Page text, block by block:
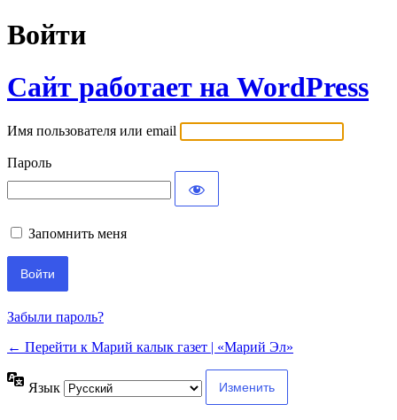
Войти
Сайт работает на WordPress
Имя пользователя или email
Пароль
Запомнить меня
Забыли пароль?
← Перейти к Марий калык газет | «Марий Эл»
Язык